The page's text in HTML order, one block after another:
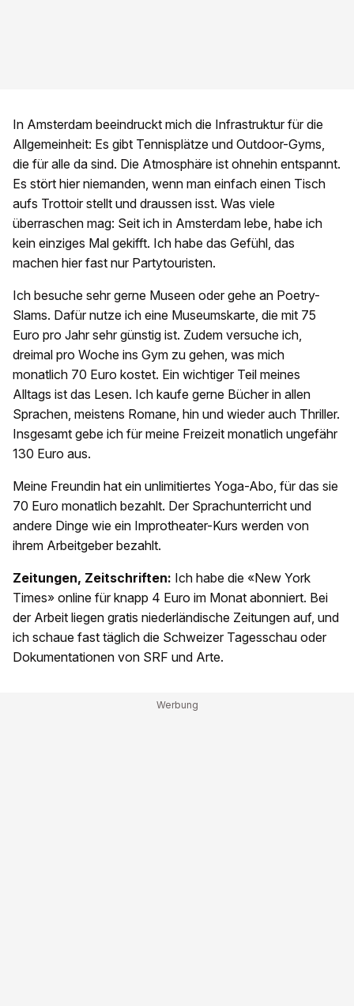
In Amsterdam beeindruckt mich die Infrastruktur für die
Allgemeinheit: Es gibt Tennisplätze und Outdoor-Gyms,
die für alle da sind. Die Atmosphäre ist ohnehin entspannt.
Es stört hier niemanden, wenn man einfach einen Tisch
aufs Trottoir stellt und draussen isst. Was viele
überraschen mag: Seit ich in Amsterdam lebe, habe ich
kein einziges Mal gekifft. Ich habe das Gefühl, das
machen hier fast nur Partytouristen.
Ich besuche sehr gerne Museen oder gehe an Poetry-
Slams. Dafür nutze ich eine Museumskarte, die mit 75
Euro pro Jahr sehr günstig ist. Zudem versuche ich,
dreimal pro Woche ins Gym zu gehen, was mich
monatlich 70 Euro kostet. Ein wichtiger Teil meines
Alltags ist das Lesen. Ich kaufe gerne Bücher in allen
Sprachen, meistens Romane, hin und wieder auch Thriller.
Insgesamt gebe ich für meine Freizeit monatlich ungefähr
130 Euro aus.
Meine Freundin hat ein unlimitiertes Yoga-Abo, für das sie
70 Euro monatlich bezahlt. Der Sprachunterricht und
andere Dinge wie ein Improtheater-Kurs werden von
ihrem Arbeitgeber bezahlt.
Zeitungen, Zeitschriften: Ich habe die «New York
Times» online für knapp 4 Euro im Monat abonniert. Bei
der Arbeit liegen gratis niederländische Zeitungen auf, und
ich schaue fast täglich die Schweizer Tagesschau oder
Dokumentationen von SRF und Arte.